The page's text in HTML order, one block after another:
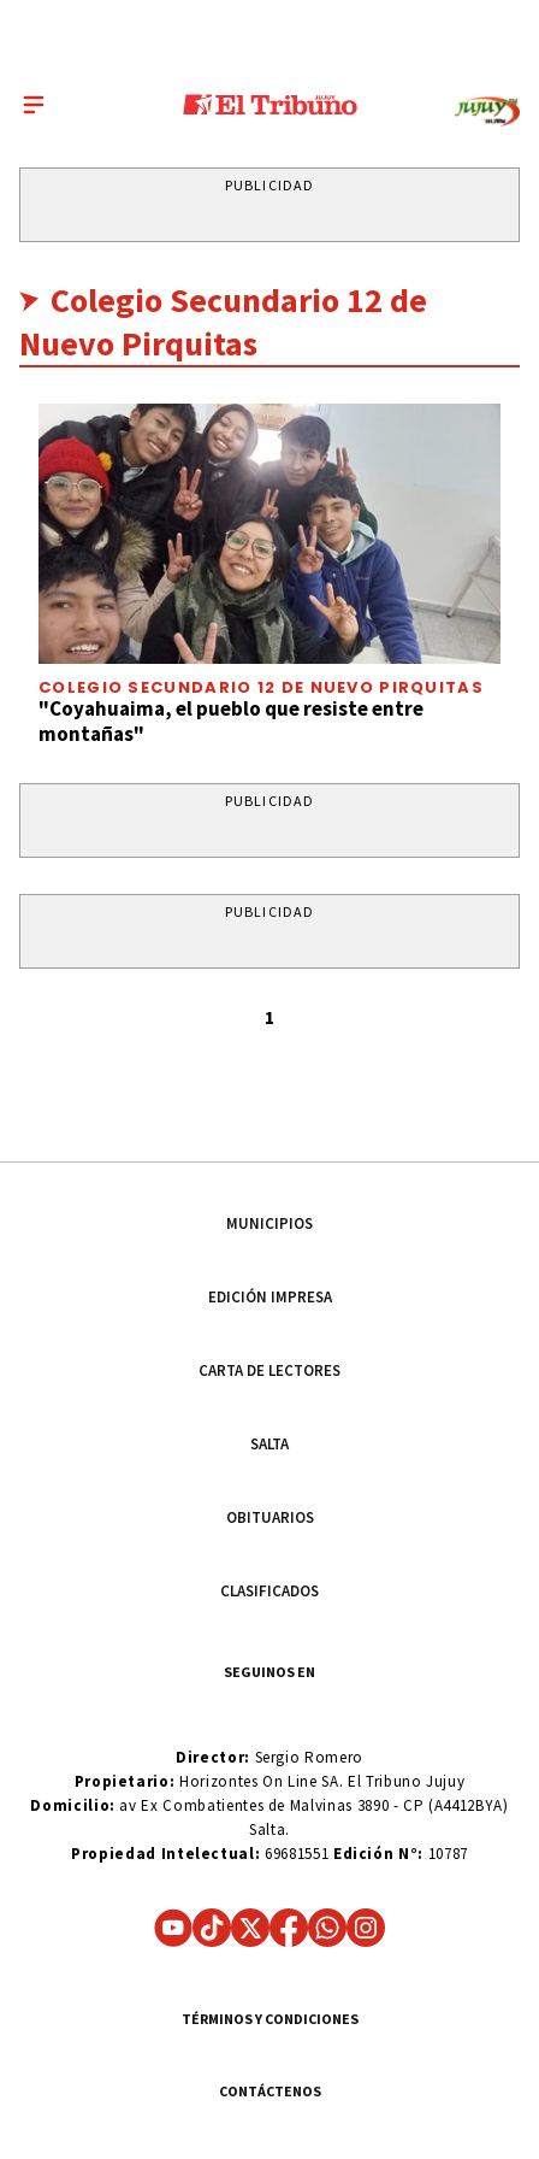
PUBLICIDAD
Colegio Secundario 12 de
Nuevo Pirquitas
COLEGIO SECUNDARIO 12 DE NUEVO PIRQUITAS
"Coyahuaima, el pueblo que resiste entre
montañas"
PUBLICIDAD
PUBLICIDAD
1
MUNICIPIOS
EDICIÓN IMPRESA
CARTA DE LECTORES
SALTA
OBITUARIOS
CLASIFICADOS
SEGUINOS EN
Director: Sergio Romero
Propietario:Horizontes On Line SA. El Tribuno Jujuy
Domicilio: av Ex Combatientes de Malvinas 3890 - CP (A4412BYA)
Salta.
Propiedad Intelectual: 69681551 Edición N°: 10787
TÉRMINOS Y CONDICIONES
CONTÁCTENOS